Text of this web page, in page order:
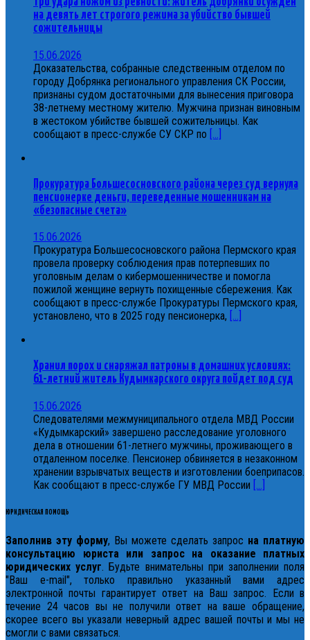
на девять лет строгого режима за убийство бывшей
сожительницы
15.06.2026
Доказательства, собранные следственным отделом по
городу Добрянка регионального управления СК России,
признаны судом достаточными для вынесения приговора
38-летнему местному жителю. Мужчина признан виновным
в жестоком убийстве бывшей сожительницы. Как
сообщают в пресс-службе СУ СКР по [...]
Прокуратура Большесосновского района через суд вернула
пенсионерке деньги, переведенные мошенникам на
«безопасные счета»
15.06.2026
Прокуратура Большесосновского района Пермского края
провела проверку соблюдения прав потерпевших по
уголовным делам о кибермошенничестве и помогла
пожилой женщине вернуть похищенные сбережения. Как
сообщают в пресс-службе Прокуратуры Пермского края,
установлено, что в 2025 году пенсионерка, [...]
Хранил порох и снаряжал патроны в домашних условиях:
61-летний житель Кудымкарского округа пойдет под суд
15.06.2026
Следователями межмуниципального отдела МВД России
«Кудымкарский» завершено расследование уголовного
дела в отношении 61-летнего мужчины, проживающего в
отдаленном поселке. Пенсионер обвиняется в незаконном
хранении взрывчатых веществ и изготовлении боеприпасов.
Как сообщают в пресс-службе ГУ МВД России
ЮРИДИЧЕСКАЯ ПОМОЩЬ
Заполнив эту форму, Вы можете сделать запрос на платную
консультацию юриста или запрос на оказание платных
юридических услуг. Будьте внимательны при заполнении поля
"Ваш e-mail", только правильно указанный вами адрес
электронной почты гарантирует ответ на Ваш запрос. Если в
течение 24 часов вы не получили ответ на ваше обращение,
скорее всего вы указали неверный адрес вашей почты и мы не
смогли с вами связаться.